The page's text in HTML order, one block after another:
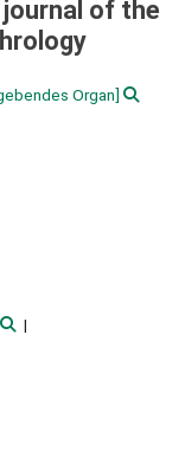
of the
Organ]